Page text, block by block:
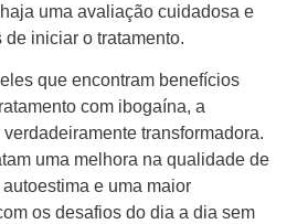
uma avaliação cuidadosa e
iniciar o tratamento.
que encontram benefícios
com ibogaína, a
transformadora.
uma melhora na qualidade de
e uma maior
os desafios do dia a dia sem